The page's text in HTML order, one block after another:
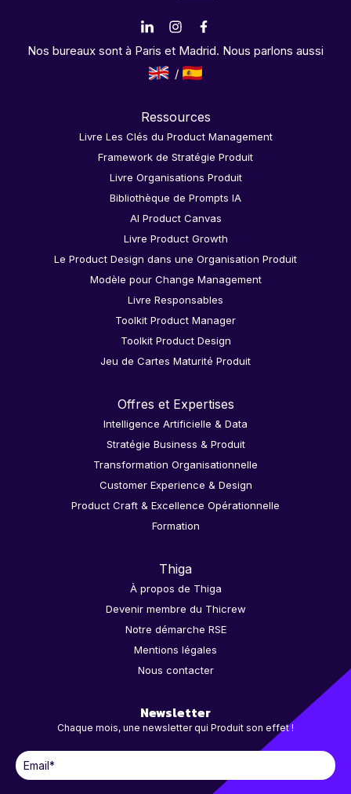
Nos bureaux sont à Paris et Madrid. Nous parlons aussi
Ressources
Livre Les Clés du Product Management
Framework de Stratégie Produit
Livre Organisations Produit
Bibliothèque de Prompts IA
AI Product Canvas
Livre Product Growth
Le Product Design dans une Organisation Produit
Modèle pour Change Management
Livre Responsables
Toolkit Product Manager
Toolkit Product Design
Jeu de Cartes Maturité Produit
Offres et Expertises
Intelligence Artificielle & Data
Stratégie Business & Produit
Transformation Organisationnelle
Customer Experience & Design
Product Craft & Excellence Opérationnelle
Formation
Thiga
À propos de Thiga
Devenir membre du Thicrew
Notre démarche RSE
Mentions légales
Nous contacter
Newsletter
Chaque mois, une newsletter qui Produit son effet !